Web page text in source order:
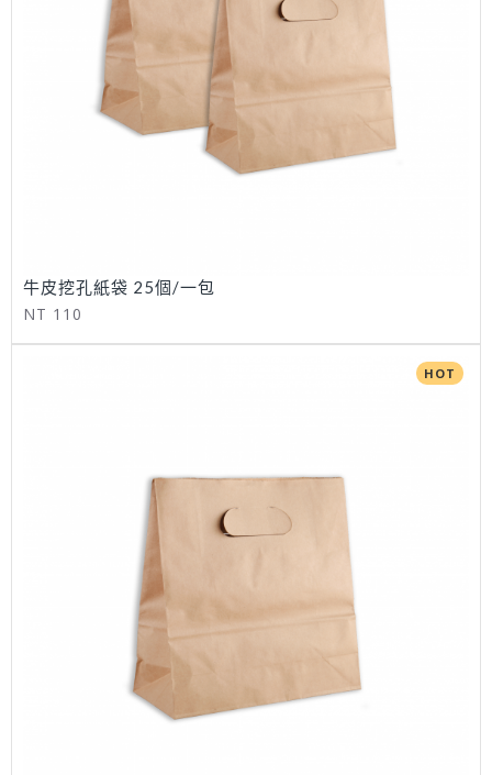
牛皮挖孔紙袋 25個/一包
NT 110
HOT